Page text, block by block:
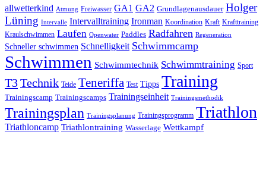
allwetterkind Atmung Freiwasser GA1 GA2 Grundlagenausdauer Holger
Lüning Intervalle Intervalltraining Ironman Koordination Kraft Krafttraining
Kraulschwimmen Laufen Openwater Paddles Radfahren Regeneration
Schneller schwimmen Schnelligkeit Schwimmcamp
Schwimmen Schwimmtechnik Schwimmtraining Sport
T3Technik Teide Teneriffa Test Tipps Training
Trainingscamp Trainingscamps Trainingseinheit Trainingsmethodik
Trainingsplan Trainingsplanung Trainingsprogramm Triathlon
Triathloncamp Triathlontraining Wasserlage Wettkampf